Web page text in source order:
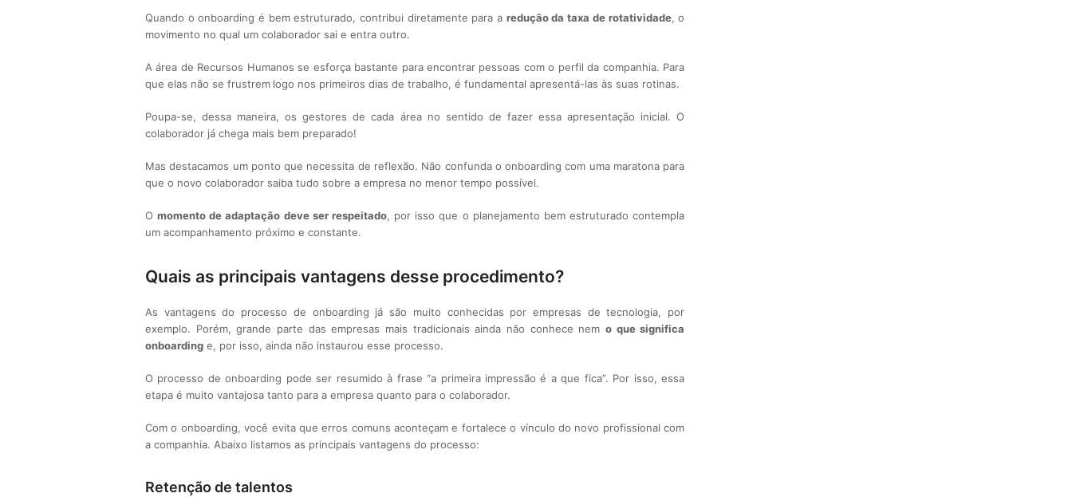
Quando o onboarding é bem estruturado, contribui diretamente para a redução da taxa de rotatividade, o
movimento no qual um colaborador sai e entra outro.
A área de Recursos Humanos se esforça bastante para encontrar pessoas com o perfil da companhia. Para
que elas não se frustrem logo nos primeiros dias de trabalho, é fundamental apresentá-las às suas rotinas.
Poupa-se, dessa maneira, os gestores de cada área no sentido de fazer essa apresentação inicial. O
colaborador já chega mais bem preparado!
Mas destacamos um ponto que necessita de reflexão. Não confunda o onboarding com uma maratona para
que o novo colaborador saiba tudo sobre a empresa no menor tempo possível.
Omomento de adaptação deve ser respeitado, por isso que o planejamento bem estruturado contempla
um acompanhamento próximo e constante.
Quais as principais vantagens desse procedimento?
As vantagens do processo de onboarding já são muito conhecidas por empresas de tecnologia, por
exemplo. Porém, grande parte das empresas mais tradicionais ainda não conhece nem o que significa
onboarding e, por isso, ainda não instaurou esse processo.
O processo de onboarding pode ser resumido à frase “a primeira impressão é a que fica”. Por isso, essa
etapa é muito vantajosa tanto para a empresa quanto para o colaborador.
Com o onboarding, você evita que erros comuns aconteçam e fortalece o vínculo do novo profissional com
a companhia. Abaixo listamos as principais vantagens do processo:
Retenção de talentos